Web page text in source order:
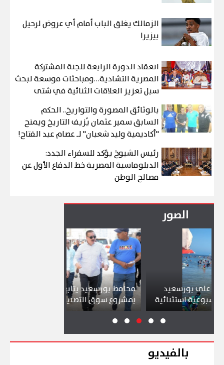
الزمالك يغلق الباب أمام أي عروض لرحيل
بيزيرا
انعقاد الدورة الرابعة للجنة المشتركة
المصرية التشادية…ومباحثات موسعة لبحث
سبل تعزيز العلاقات الثنائية في شتى
المجالات
بالوثائق المصورة والتواريخ.. الحكم
السابق سمير عثمان يُزيف التاريخ ويمنح
"أكاديمية وليد شعبان" لـ عصام عبد الفتاح!
رئيس الشيوخ يؤكد للسفراء الجدد:
الدبلوماسية المصرية خط الدفاع الأول عن
مصالح الوطن
الصور
محافظ بورسعيد يتابع سير العمل
بمشروع سوق التصنيع الجديد
بالفيديو